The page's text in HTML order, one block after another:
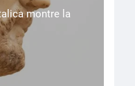
montre la